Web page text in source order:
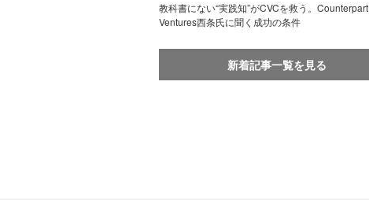
教科書にない“実践知”がCVCを救う。Counterpart
Ventures西条氏に聞く成功の条件
新着記事一覧を見る